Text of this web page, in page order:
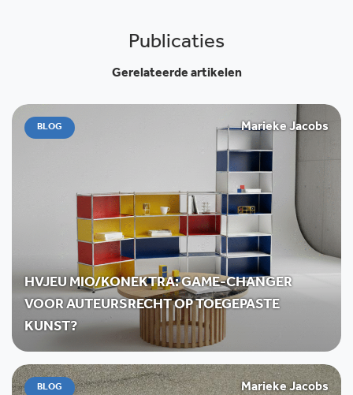
Publicaties
Gerelateerde artikelen
BLOG Marieke Jacobs
HVJEU MIO/KONEKTRA: GAME-CHANGER
VOOR AUTEURSRECHT OP TOEGEPASTE
KUNST?
BLOG Marieke Jacobs